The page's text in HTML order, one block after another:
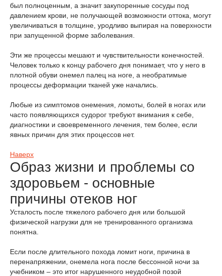
был полноценным, а значит закупоренные сосуды под
давлением крови, не получающей возможности оттока, могут
увеличиваться в толщине, уродливо выпирая на поверхности
при запущенной форме заболевания.
Эти же процессы мешают и чувствительности конечностей.
Человек только к концу рабочего дня понимает, что у него в
плотной обуви онемел палец на ноге, а необратимые
процессы деформации тканей уже начались.
Любые из симптомов онемения, ломоты, болей в ногах или
часто появляющихся судорог требуют внимания к себе,
диагностики и своевременного лечения, тем более, если
явных причин для этих процессов нет.
Наверх
Образ жизни и проблемы со
здоровьем - основные
причины отеков ног
Усталость после тяжелого рабочего дня или большой
физической нагрузки для не тренированного организма
понятна.
Если после длительного похода ломит ноги, причина в
перенапряжении, онемела нога после бессонной ночи за
учебником – это итог нарушенного неудобной позой